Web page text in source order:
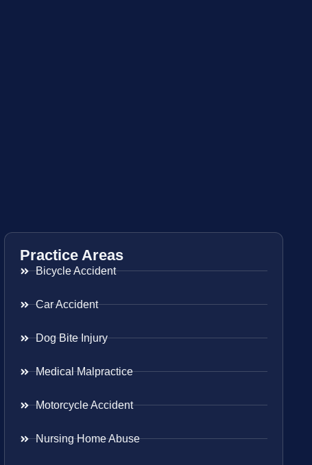
Practice Areas
Bicycle Accident
Car Accident
Dog Bite Injury
Medical Malpractice
Motorcycle Accident
Nursing Home Abuse